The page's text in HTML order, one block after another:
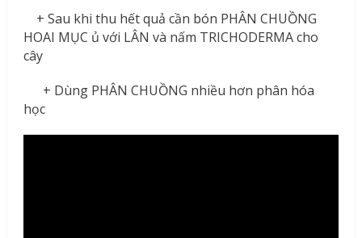
+ Sau khi thu hết quả cần bón PHÂN CHUỒNG
HOAI MỤC ủ với LÂN và nấm TRICHODERMA cho
cây
+ Dùng PHÂN CHUỒNG nhiều hơn phân hóa
học